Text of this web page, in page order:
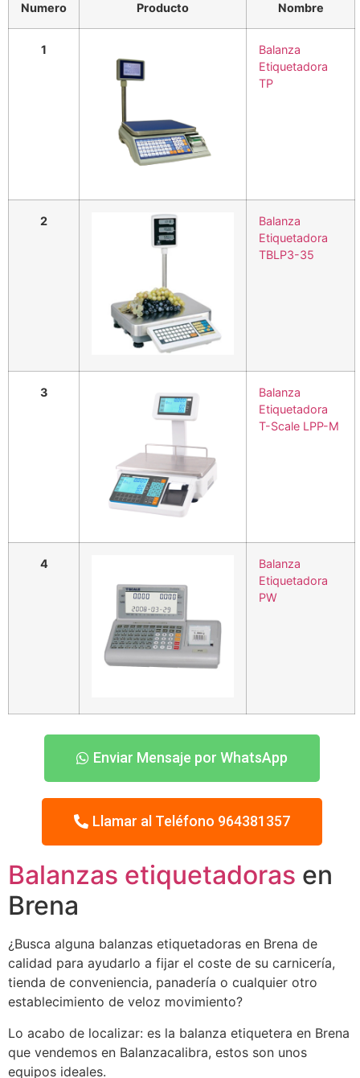
Numero Producto Nombre
1
Balanza
Etiquetadora
TP
2
Balanza
Etiquetadora
TBLP3-35
3
Balanza
Etiquetadora
T-Scale LPP-M
4
Balanza
Etiquetadora
PW
Enviar Mensaje por WhatsApp
Llamar al Teléfono 964381357
Balanzas etiquetadoras en
Brena
¿Busca alguna balanzas etiquetadoras en Brena de
calidad para ayudarlo a fijar el coste de su carnicería,
tienda de conveniencia, panadería o cualquier otro
establecimiento de veloz movimiento?
Lo acabo de localizar: es la balanza etiquetera en Brena
que vendemos en Balanzacalibra, estos son unos
equipos ideales.